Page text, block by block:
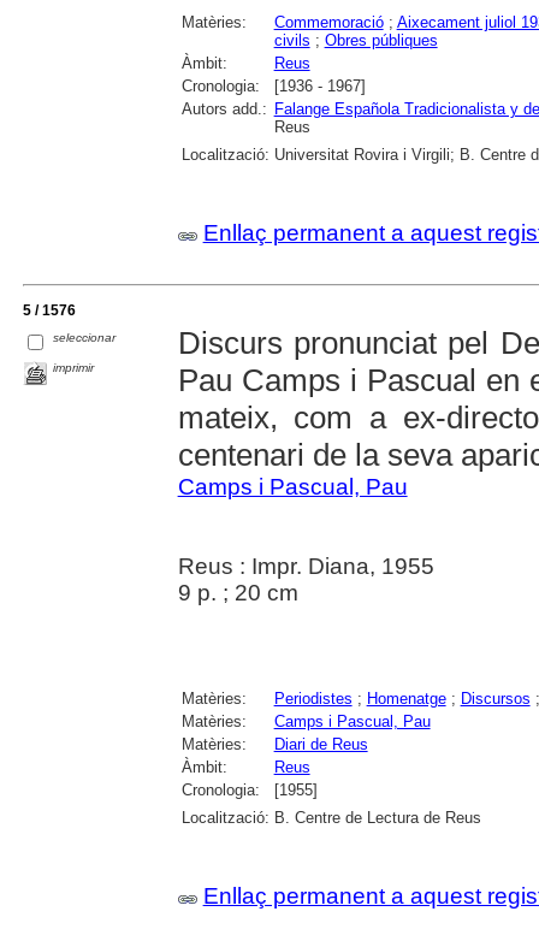
Matèries: Commemoració; Aixecament juliol
civils ; Obres públiques
Àmbit:
Reus
Cronologia:
[1936 - 1967]
Autors add.: Falange Española Tradicionalista y
Reus
Localització: Universitat Rovira i Virgili; B. Centre
Enllaç permanent a aquest
5 / 1576
seleccionar
imprimir
Discurs pronunciat pel
Pau Camps i Pascual en
mateix, com a ex-
centenari de la seva
Camps i Pascual, Pau
Reus : Impr. Diana, 1955
9 p. ; 20 cm
Matèries: Periodistes ; Homenatge; Discursos
Matèries:
Camps i Pascual, Pau
Matèries:
Diari de Reus
Àmbit:
Reus
Cronologia:
[1955]
Localització: B. Centre de Lectura de Reus
Enllaç permanent a aquest